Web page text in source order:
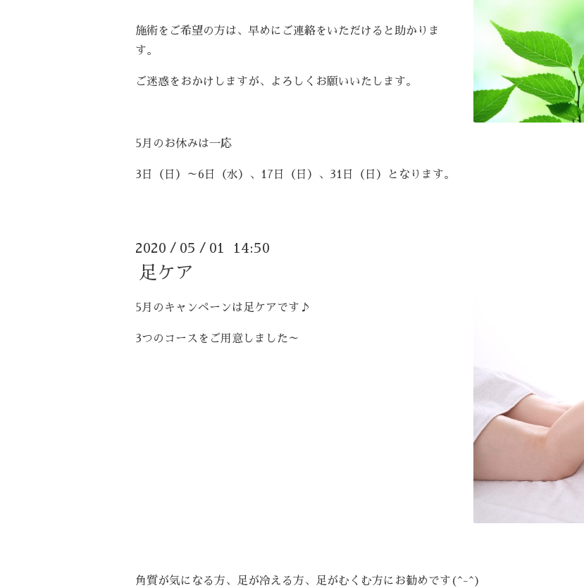
施術をご希望の方は、早めにご連絡をいただけると助かりま
す。
ご迷惑をおかけしますが、よろしくお願いいたします。
5月のお休みは一応
3日（日）～6日（水）、17日（日）、31日（日）となります。
2020 / 05 / 01 14:50
足ケア
5月のキャンペーンは足ケアです♪
3つのコースをご用意しました～
角質が気になる方、足が冷える方、足がむくむ方にお勧めです(^-^)